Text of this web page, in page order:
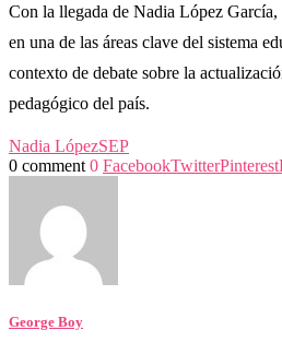
Con la llegada de Nadia López
en una de las áreas clave del sistema
contexto de debate sobre la
pedagógico del país.
Nadia LópezSEP
0 comment 0 FacebookTwitterPinterest
George Boy